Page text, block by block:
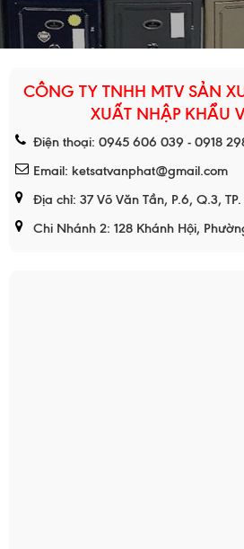
CÔNG TY TNHH MTV SẢN
XUẤT NHẬP KHẨU
Điện thoại: 0945 606 039 - 0918
Email: ketsatvanphat@gmail.com
Địa chỉ: 37 Võ Văn Tần, P.6, Q.3,
Chi Nhánh 2: 128 Khánh Hội,